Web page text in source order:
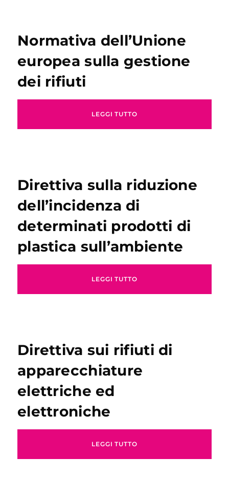
Normativa dell’Unione
europea sulla gestione
dei rifiuti
LEGGI TUTTO
Direttiva sulla riduzione
dell’incidenza di
determinati prodotti di
plastica sull’ambiente
LEGGI TUTTO
Direttiva sui rifiuti di
apparecchiature
elettriche ed
elettroniche
LEGGI TUTTO